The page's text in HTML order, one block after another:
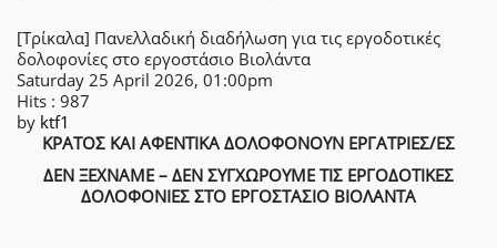
[Τρίκαλα] Πανελλαδική διαδήλωση για τις εργοδοτικές
δολοφονίες στο εργοστάσιο Βιολάντα
Saturday 25 April 2026, 01:00pm
Hits : 987
by ktf1
ΚΡΑΤΟΣ ΚΑΙ ΑΦΕΝΤΙΚΑ ΔΟΛΟΦΟΝΟΥΝ ΕΡΓΑΤΡΙΕΣ/ΕΣ
ΔΕΝ ΞΕΧΝΑΜΕ – ΔΕΝ ΣΥΓΧΩΡΟΥΜΕ ΤΙΣ ΕΡΓΟΔΟΤΙΚΕΣ
ΔΟΛΟΦΟΝΙΕΣ ΣΤΟ ΕΡΓΟΣΤΑΣΙΟ ΒΙΟΛΑΝΤΑ